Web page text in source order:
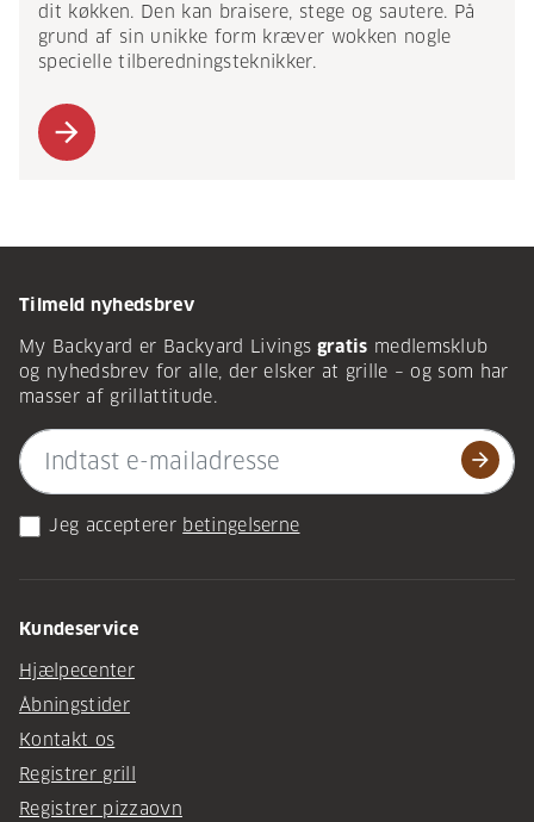
dit køkken. Den kan braisere, stege og sautere. På
grund af sin unikke form kræver wokken nogle
specielle tilberedningsteknikker.
arrow_forward
Tilmeld nyhedsbrev
My Backyard er Backyard Livings gratis medlemsklub
og nyhedsbrev for alle, der elsker at grille – og som har
masser af grillattitude.
arrow_forward
Jeg accepterer betingelserne
Kundeservice
Hjælpecenter
Åbningstider
Kontakt os
Registrer grill
Registrer pizzaovn